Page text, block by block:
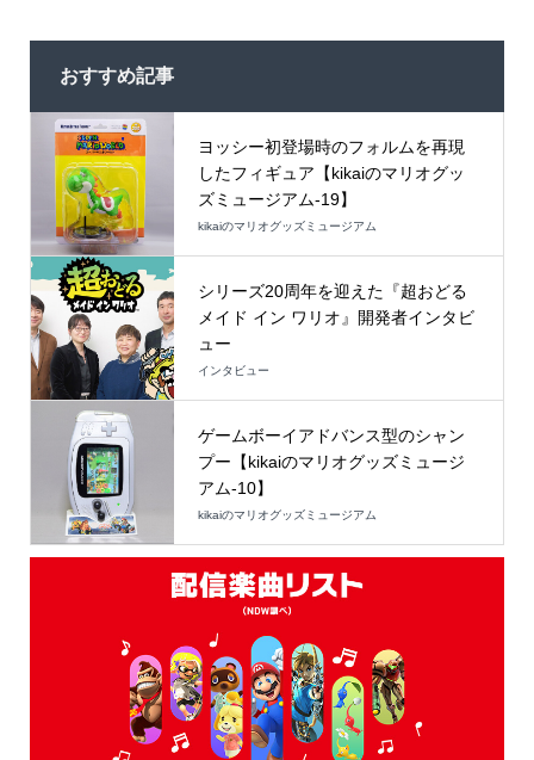
おすすめ記事
ヨッシー初登場時のフォルムを再現
したフィギュア【kikaiのマリオグッ
ズミュージアム-19】
kikaiのマリオグッズミュージアム
シリーズ20周年を迎えた『超おどる
メイド イン ワリオ』開発者インタビ
ュー
インタビュー
ゲームボーイアドバンス型のシャン
プー【kikaiのマリオグッズミュージ
アム-10】
kikaiのマリオグッズミュージアム